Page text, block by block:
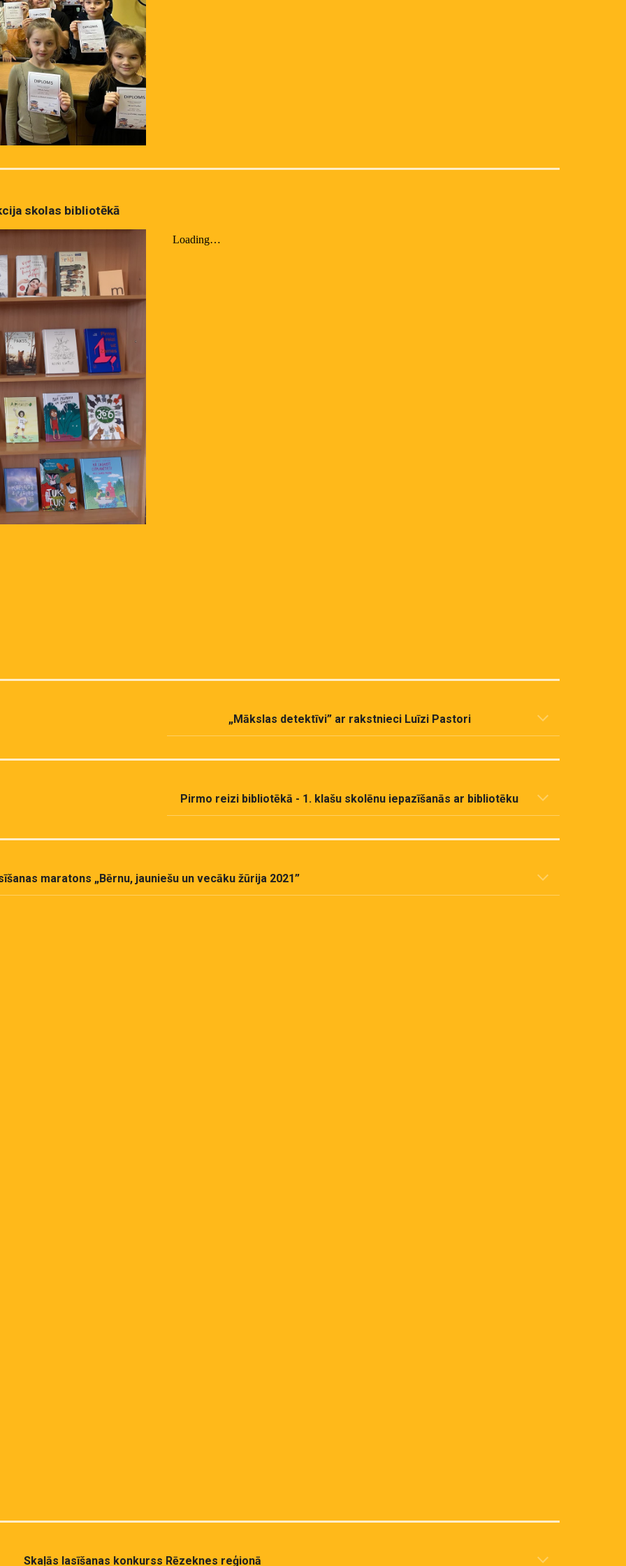
skolas bibliotēkā
„Mākslas detektīvi” ar rakstnieci Luīzi Pastori
Pirmo reizi bibliotēkā - 1. klašu skolēnu iepazīšanās ar bibliotēku
maratons „Bērnu, jauniešu un vecāku žūrija 2021”
Skaļās lasīšanas konkurss Rēzeknes reģionā